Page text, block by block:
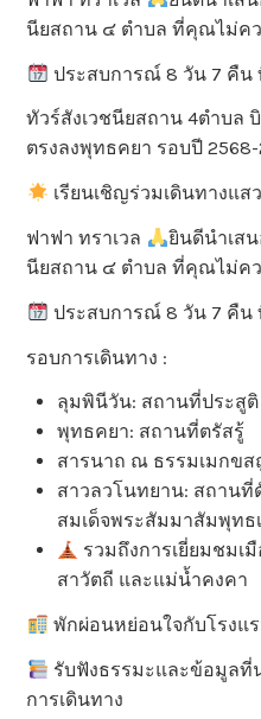
นียสถาน ๔ ตำบล ที่คุณไม่ค
ประสบการณ์ 8 วัน 7 คืน
ทัวร์สังเวชนียสถาน 4ตำบล
ตรงลงพุทธคยา รอบปี
เรียนเชิญร่วมเดินทางแ
ฟาฟา ทราเวล
ยินดีนำเส
นียสถาน ๔ ตำบล ที่คุณไม่ค
ประสบการณ์ 8 วัน 7 คืน
รอบการเดินทาง :
ลุมพินีวัน: สถานที่ประสูติ
พุทธคยา: สถานที่ตรัสรู้
สารนาถ ณ ธรรมเมกข
สาวลวโนทยาน: สถาน
สมเด็จพระสัมมาสัมพุทธ
รวมถึงการเยี่ยมชมเ
สาวัตถี และแม่น้ำคงคา
พักผ่อนหย่อนใจกับโรงแ
รับฟังธรรมะและข้อมูลที่
การเดินทาง